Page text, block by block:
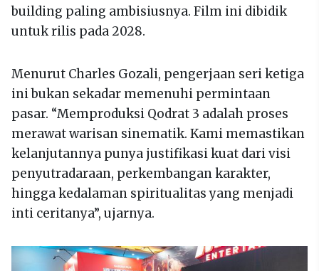
building paling ambisiusnya. Film ini dibidik
untuk rilis pada 2028.
Menurut Charles Gozali, pengerjaan seri ketiga
ini bukan sekadar memenuhi permintaan
pasar. “Memproduksi Qodrat 3 adalah proses
merawat warisan sinematik. Kami memastikan
kelanjutannya punya justifikasi kuat dari visi
penyutradaraan, perkembangan karakter,
hingga kedalaman spiritualitas yang menjadi
inti ceritanya”, ujarnya.